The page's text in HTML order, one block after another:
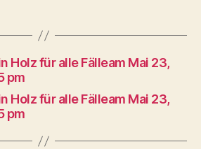
Holz für alle Fälleam Mai 23,
pm
Holz für alle Fälleam Mai 23,
pm